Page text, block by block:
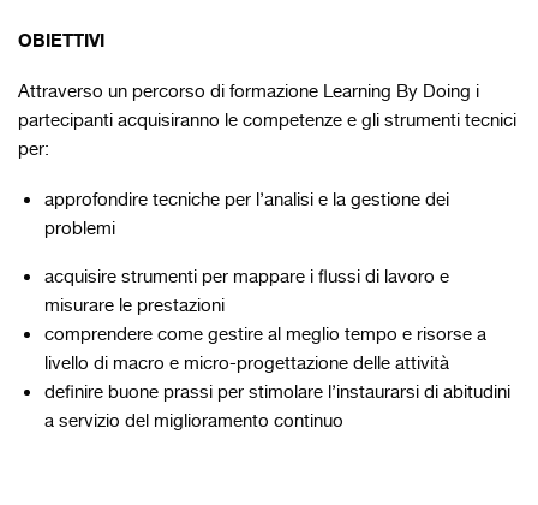
OBIETTIVI
Attraverso un percorso di formazione Learning By Doing i
partecipanti acquisiranno le competenze e gli strumenti tecnici
per:
approfondire tecniche per l’analisi e la gestione dei
problemi
acquisire strumenti per mappare i flussi di lavoro e
misurare le prestazioni
comprendere come gestire al meglio tempo e risorse a
livello di macro e micro-progettazione delle attività
definire buone prassi per stimolare l’instaurarsi di abitudini
a servizio del miglioramento continuo